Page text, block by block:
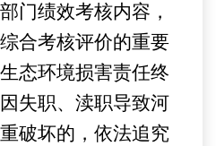
门绩效考核内容，
合考核评价的重要
态环境损害责任终
失职、渎职导致河
破坏的，依法追究